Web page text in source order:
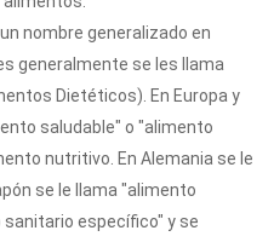
nombre generalizado en
generalmente se les llama
Dietéticos). En Europa y
saludable" o "alimento
nutritivo. En Alemania se le
se le llama "alimento
específico" y se